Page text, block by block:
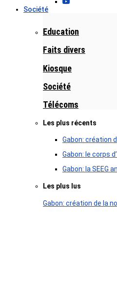
Société
Education
Faits divers
Kiosque
Société
Télécoms
Les plus récents
Gabon: création
Gabon: le corps
Gabon: la SEEG
Les plus lus
Gabon: création de la